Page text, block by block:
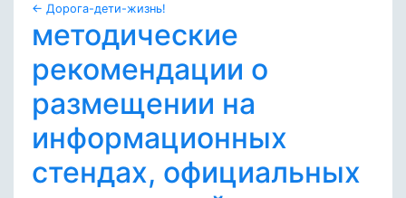
← Дорога-дети-жизнь!
методические
рекомендации о
размещении на
информационных
стендах, официальных